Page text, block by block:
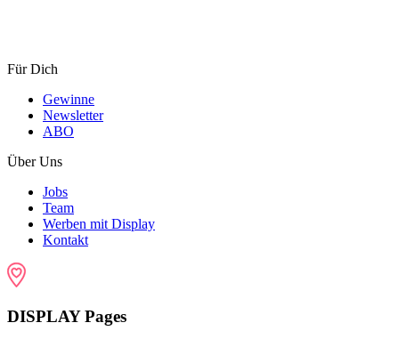
Für Dich
Gewinne
Newsletter
ABO
Über Uns
Jobs
Team
Werben mit Display
Kontakt
DISPLAY Pages